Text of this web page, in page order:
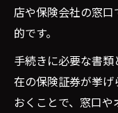
店や保険会社の窓
的です。
手続きに必要な書
在の保険証券が挙げ
おくことで、窓口